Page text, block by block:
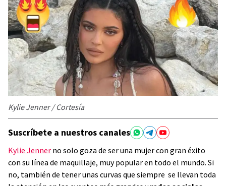
Kylie Jenner / Cortesía
Suscríbete a nuestros canales
Kylie Jenner no solo goza de ser una mujer con gran éxito
con su línea de maquillaje, muy popular en todo el mundo. Si
no, también de tener unas curvas que siempre se llevan toda